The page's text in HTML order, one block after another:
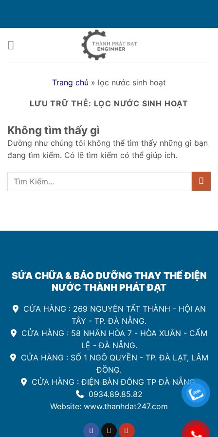
nội
dung
Trang chủ » lọc nước sinh hoạt
LƯU TRỮ THẺ: LỌC NƯỚC SINH HOẠT
Không tìm thấy gì
Dường như chúng tôi không thể tìm thấy những gì bạn
đang tìm kiếm. Có lẽ tìm kiếm có thể giúp ích.
SỬA CHỮA & BẢO DƯỠNG THAY THẾ ĐIỆN
NƯỚC THÀNH PHÁT ĐẠT
CỬA HÀNG : 269 NGUYỄN TẤT THÀNH - HỘI AN
TÂY - TP. ĐÀ NẴNG.
CỬA HÀNG : 58 NHÂN HÒA 7 - HÒA XUÂN - CẨM
LỆ - ĐÀ NẴNG.
CỬA HÀNG : SỐ 1 NGÔ QUYỀN - TP. ĐÀ LẠT, LÂM
ĐỒNG.
CỬA HÀNG : ĐIỆN BÀN ĐÔNG TP ĐÀ NẴNG.
0934.89.85.82
Website: www.thanhdat247.com